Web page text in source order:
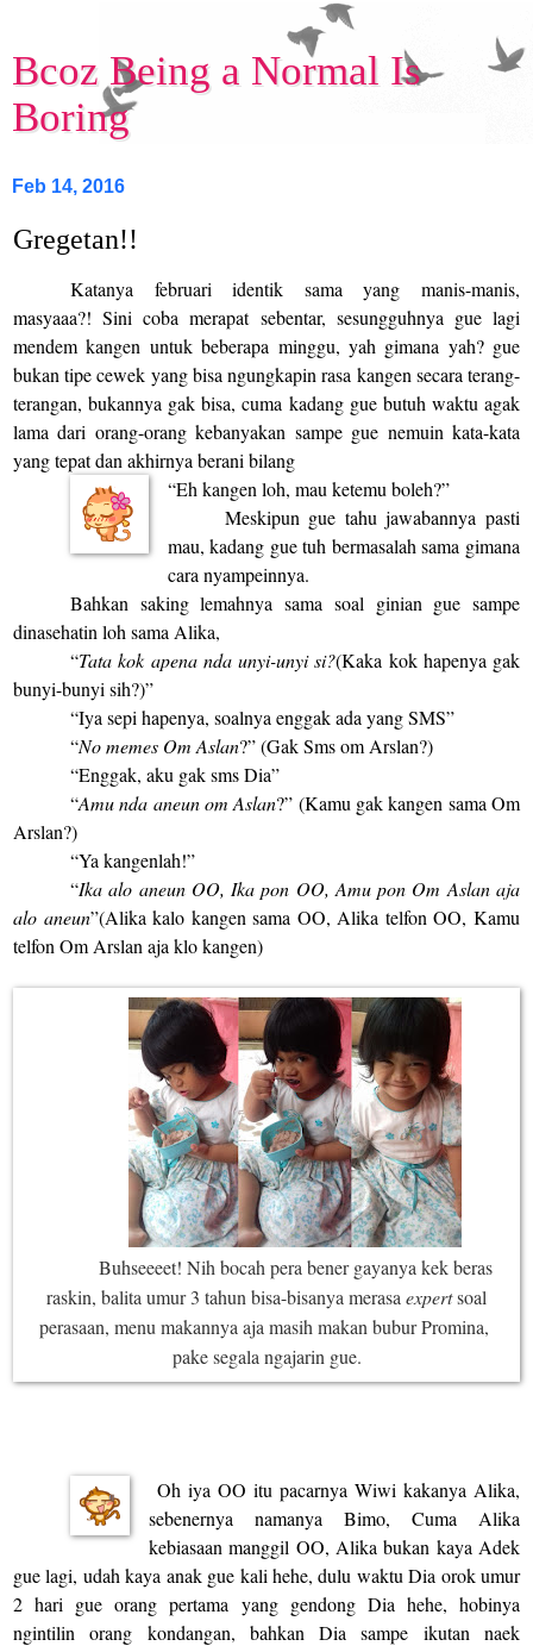
Bcoz Being a Normal Is
Boring
Feb 14, 2016
Gregetan!!
Katanya februari identik sama yang manis-manis,
masyaaa?! Sini coba merapat sebentar, sesungguhnya gue lagi
mendem kangen untuk beberapa minggu, yah gimana yah? gue
bukan tipe cewek yang bisa ngungkapin rasa kangen secara terang-
terangan, bukannya gak bisa, cuma kadang gue butuh waktu agak
lama dari orang-orang kebanyakan sampe gue nemuin kata-kata
yang tepat dan akhirnya berani bilang
“Eh kangen loh, mau ketemu boleh?”
Meskipun gue tahu jawabannya pasti
mau, kadang gue tuh bermasalah sama gimana
cara nyampeinnya.
Bahkan saking lemahnya sama soal ginian gue sampe
dinasehatin loh sama Alika,
“Tata kok apena nda unyi-unyi si?(Kaka kok hapenya gak
bunyi-bunyi sih?)”
“Iya sepi hapenya, soalnya enggak ada yang SMS”
“No memes Om Aslan?” (Gak Sms om Arslan?)
“Enggak, aku gak sms Dia”
“Amu nda aneun om Aslan?” (Kamu gak kangen sama Om
Arslan?)
“Ya kangenlah!”
“Ika alo aneun OO, Ika pon OO, Amu pon Om Aslan aja
alo aneun”(Alika kalo kangen sama OO, Alika telfon OO, Kamu
telfon Om Arslan aja klo kangen)
Buhseeeet! Nih bocah pera bener gayanya kek beras
raskin, balita umur 3 tahun bisa-bisanya merasa expertsoal
perasaan, menu makannya aja masih makan bubur Promina,
pake segala ngajarin gue.
Oh iya OO itu pacarnya Wiwi kakanya Alika,
sebenernya namanya Bimo, Cuma Alika
kebiasaan manggil OO, Alika bukan kaya Adek
gue lagi, udah kaya anak gue kali hehe, dulu waktu Dia orok umur
2 hari gue orang pertama yang gendong Dia hehe, hobinya
ngintilin orang kondangan, bahkan Dia sampe ikutan naek